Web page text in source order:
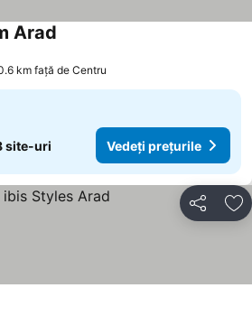
Arad
km faţă de Centru
site-uri Vedeți prețurile
Distribuiți